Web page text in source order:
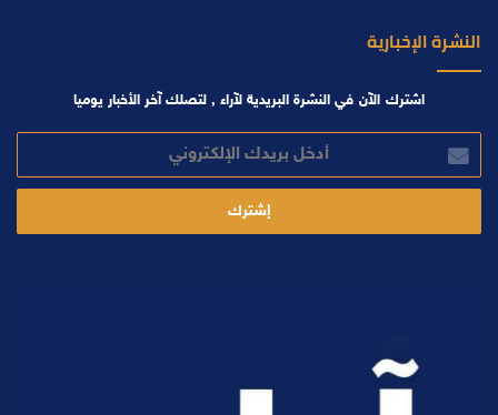
النشرة الإخبارية
اشترك الآن في النشرة البريدية لآراء , لتصلك آخر الأخبار يوميا
بريدك
الإلكتروني